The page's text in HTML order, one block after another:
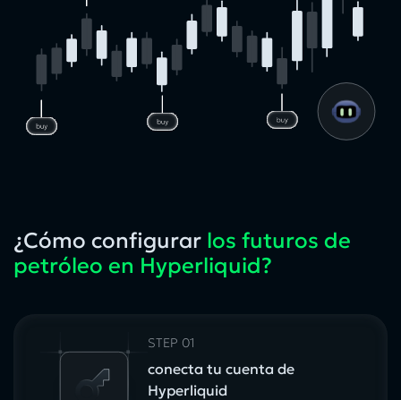
¿Cómo configurar los futuros de
petróleo en Hyperliquid?
STEP 01
conecta tu cuenta de
Hyperliquid